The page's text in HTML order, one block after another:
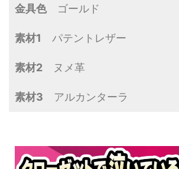
金具色ゴールド
素材1 パテントレザー
素材2 ヌメ革
素材3 アルカンターラ